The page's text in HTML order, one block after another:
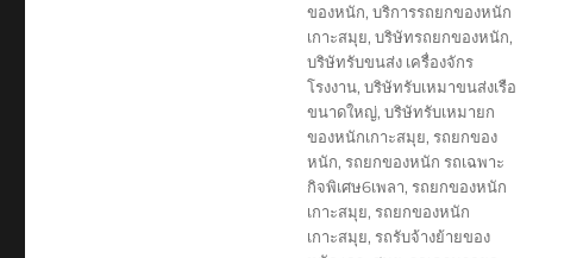
ของหนัก, บริการรถยกของหนัก
เกาะสมุย, บริษัทรถยกของหนัก,
บริษัทรับขนส่ง เครื่องจักร
โรงงาน, บริษัทรับเหมาขนส่งเรือ
ขนาดใหญ่, บริษัทรับเหมายก
ของหนักเกาะสมุย, รถยกของ
หนัก, รถยกของหนัก รถเฉพาะ
กิจพิเศษ6เพลา, รถยกของหนัก
เกาะสมุย, รถยกของหนัก
เกาะสมุย, รถรับจ้างย้ายของ